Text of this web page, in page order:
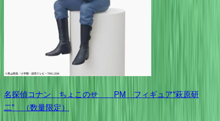
名探偵コナン ちょこのせ PM フィギュア“萩原研
二” （数量限定）